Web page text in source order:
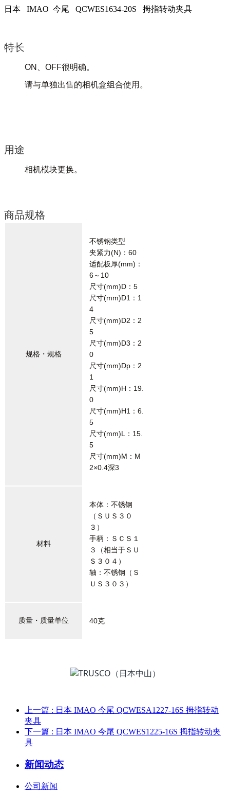
日本 IMAO 今尾 QCWES1634-20S 拇指转动夹具
特长
ON、OFF很明确。
请与单独出售的相机盒组合使用。
用途
相机模块更换。
商品规格
规格・规格
不锈钢类型
夹紧力(N)：60
适配板厚(mm)：
6～10
尺寸(mm)D：5
尺寸(mm)D1：1
4
尺寸(mm)D2：2
5
尺寸(mm)D3：2
0
尺寸(mm)Dp：2
1
尺寸(mm)H：19.
0
尺寸(mm)H1：6.
5
尺寸(mm)L：15.
5
尺寸(mm)M：M
2×0.4深3
材料
本体：不锈钢
（ＳＵＳ３０
３）
手柄：ＳＣＳ１
３（相当于ＳＵ
Ｓ３０４）
轴：不锈钢（Ｓ
ＵＳ３０３）
质量・质量单位 40克
上一篇 : 日本 IMAO 今尾 QCWESA1227-16S 拇指转动
夹具
下一篇 : 日本 IMAO 今尾 QCWES1225-16S 拇指转动夹
具
新闻动态
公司新闻